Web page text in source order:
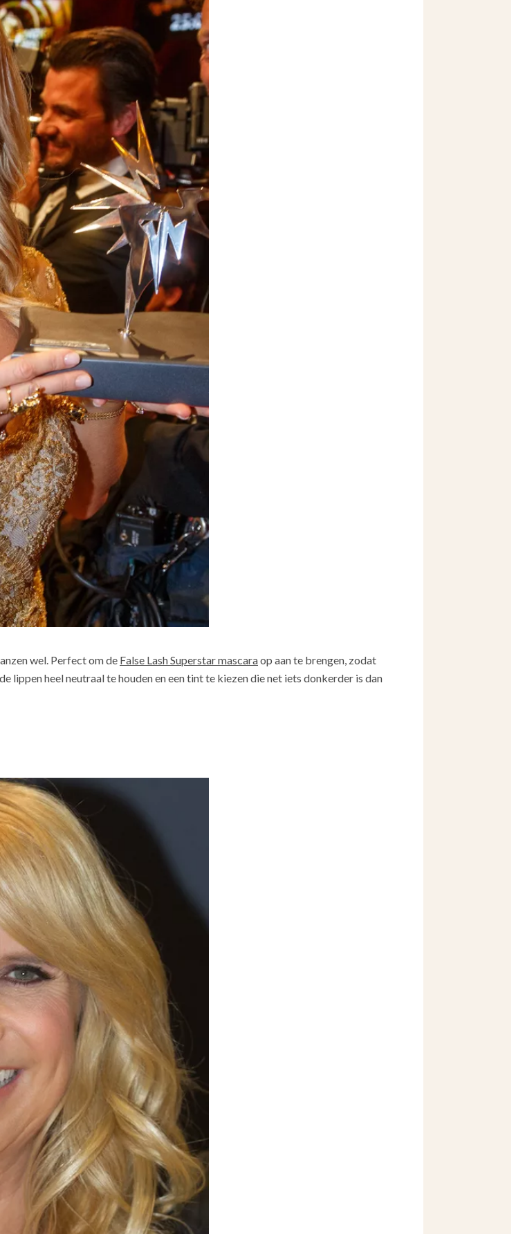
wel. Perfect om de False Lash Superstar mascaraop aan te brengen, zodat
lippen heel neutraal te houden en een tint te kiezen die net iets donkerder is dan